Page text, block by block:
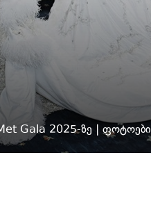
Gala 2025-ზე | ფოტოები